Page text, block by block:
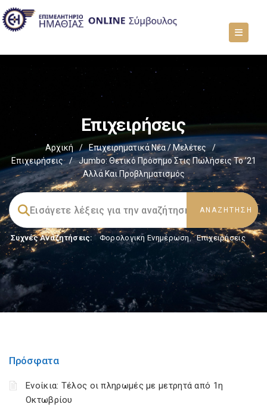
Επιχειρήσεις
Αρχική / Επιχειρηματικά Νέα / Μελέτες
/
Επιχειρήσεις
/
Jumbo: Θετικό Πρόσημο Στις Πωλήσεις Το ’21
Αλλά Και Προβληματισμός
Συχνές Αναζητήσεις: Φορολογικη Ενημέρωση, Επιχειρήσεις
Πρόσφατα
Ενοίκια: Τέλος οι πληρωμές με μετρητά από 1η
Οκτωβρίου